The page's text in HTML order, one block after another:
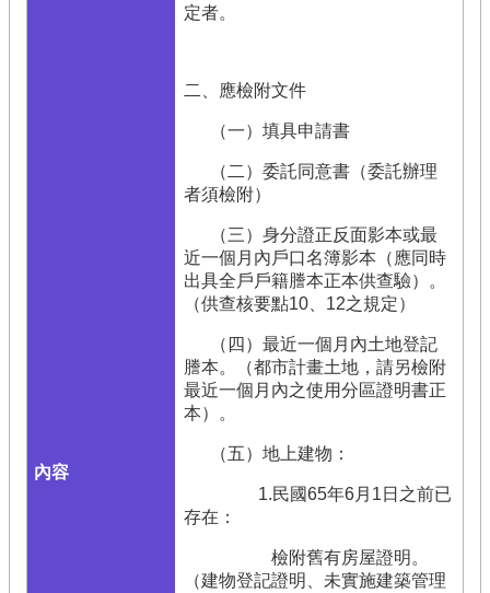
定者。
二、應檢附文件
（一）填具申請書
（二）委託同意書（委託辦理
者須檢附）
（三）身分證正反面影本或最
近一個月內戶口名簿影本（應同時
出具全戶戶籍謄本正本供查驗）。
（供查核要點10、12之規定）
（四）最近一個月內土地登記
謄本。（都市計畫土地，請另檢附
最近一個月內之使用分區證明書正
本）。
（五）地上建物：
1.民國65年6月1日之前已
存在：
檢附舊有房屋證明。
（建物登記證明、未實施建築管理